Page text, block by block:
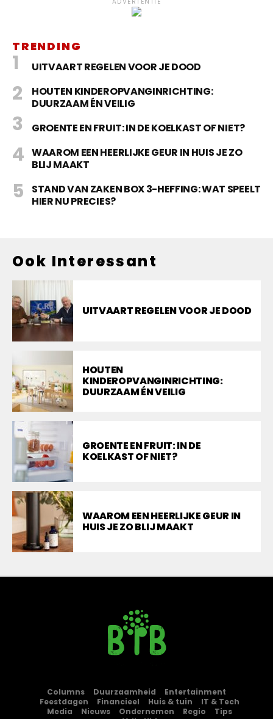
TRENDING
UITVAART REGELEN VOOR JE DOOD
HOUTEN KINDEROPVANGINRICHTING:
DUURZAAM ÉN VEILIG
GROENTE EN FRUIT: IN DE KOELKAST OF NIET?
WAAROM EEN HEERLIJKE GEUR IN HUIS JE ZO
BLIJ MAAKT
STAND VAN ZAKEN BOX 3-HEFFING: WAT SPEELT
HIER NU PRECIES?
Ook Interessant
UITVAART REGELEN VOOR JE DOOD
HOUTEN
KINDEROPVANGINRICHTING:
DUURZAAM ÉN VEILIG
GROENTE EN FRUIT: IN DE
KOELKAST OF NIET?
WAAROM EEN HEERLIJKE GEUR IN
HUIS JE ZO BLIJ MAAKT
Columns Duurzaamheid
Entertainment
Feestdagen
Financieel Huis & tuin
IT & Tech
Media
Nieuws Ondernemen Regio
Tips